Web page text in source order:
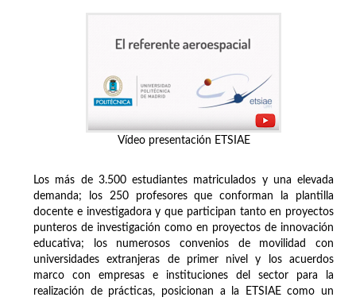
Vídeo presentación ETSIAE
Los más de 3.500 estudiantes matriculados y una elevada
demanda; los 250 profesores que conforman la plantilla
docente e investigadora y que participan tanto en proyectos
punteros de investigación como en proyectos de innovación
educativa; los numerosos convenios de movilidad con
universidades extranjeras de primer nivel y los acuerdos
marco con empresas e instituciones del sector para la
realización de prácticas, posicionan a la ETSIAE como un